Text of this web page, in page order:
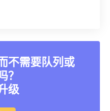
不需要队列或
？
级